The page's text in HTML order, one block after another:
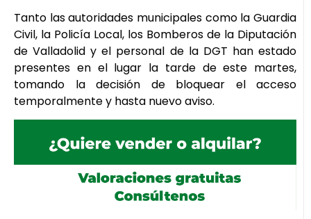
Tanto las autoridades municipales como la Guardia
Civil, la Policía Local, los Bomberos de la Diputación
de Valladolid y el personal de la DGT han estado
presentes en el lugar la tarde de este martes,
tomando la decisión de bloquear el acceso
temporalmente y hasta nuevo aviso.